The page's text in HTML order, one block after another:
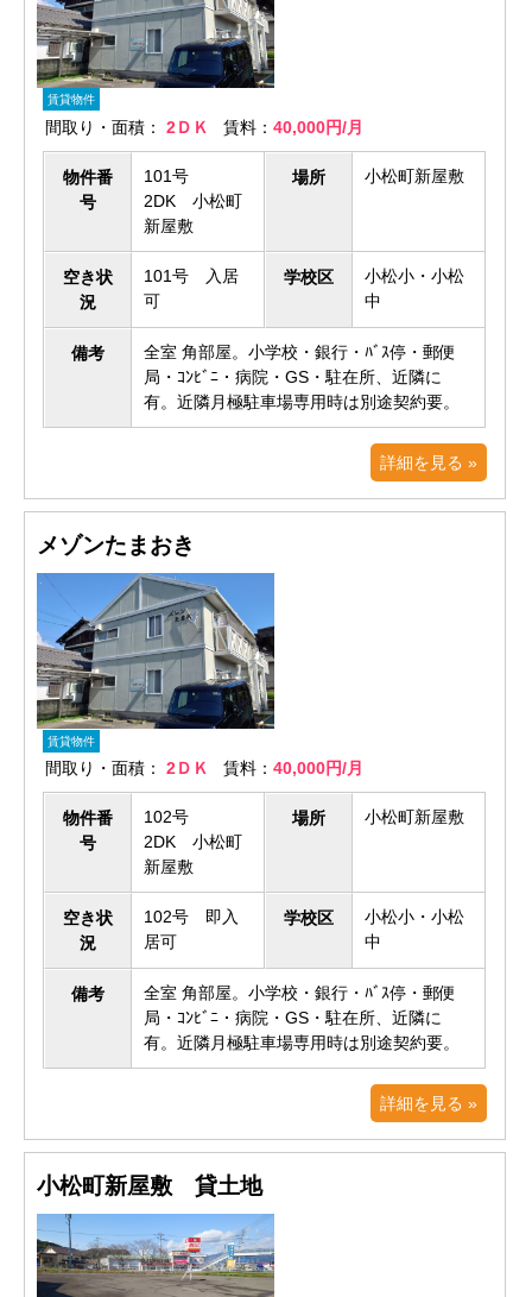
賃貸物件
間取り・面積： 2ＤＫ 賃料： 40,000円/月
物件番
号
101号
2DK 小松町
新屋敷
場所 小松町新屋敷
空き状
況
101号 入居
可
学校区
小松小・小松
中
備考
全室 角部屋。小学校・銀行・ﾊﾞｽ停・郵便
局・ｺﾝﾋﾞﾆ・病院・GS・駐在所、近隣に
有。近隣月極駐車場専用時は別途契約要。
詳細を見る »
メゾンたまおき
賃貸物件
間取り・面積： 2ＤＫ 賃料： 40,000円/月
物件番
号
102号
2DK 小松町
新屋敷
場所 小松町新屋敷
空き状
況
102号 即入
居可
学校区
小松小・小松
中
備考
全室 角部屋。小学校・銀行・ﾊﾞｽ停・郵便
局・ｺﾝﾋﾞﾆ・病院・GS・駐在所、近隣に
有。近隣月極駐車場専用時は別途契約要。
詳細を見る »
小松町新屋敷 貸土地